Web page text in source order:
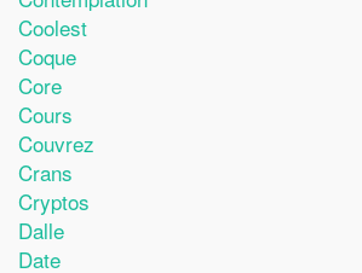
Coolest
Coque
Core
Cours
Couvrez
Crans
Cryptos
Dalle
Date